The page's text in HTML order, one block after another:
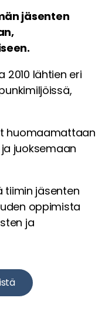
jäsenten
2010 lähtien eri
huomaamattaan
juoksemaan
tiimin jäsenten
oppimista
ja